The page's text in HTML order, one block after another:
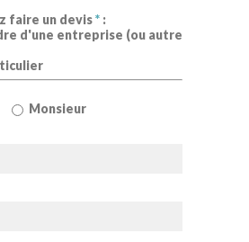
faire un devis* :
d'une entreprise (ou autre
Monsieur